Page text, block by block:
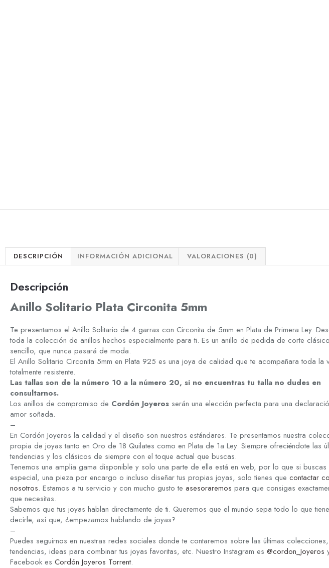
DESCRIPCIÓN INFORMACIÓN ADICIONAL VALORACIONES (0)
Descripción
Anillo Solitario Plata Circonita 5mm
Te presentamos el Anillo Solitario de 4 garras con Circonita de 5mm en Plata de Primera Ley.
toda la colección de anillos hechos especialmente para ti. Es un anillo de pedida de corte
sencillo, que nunca pasará de moda.
El Anillo Solitario Circonita 5mm en Plata 925 es una joya de calidad que te acompañara toda la
totalmente resistente.
Las tallas son de la número 10 a la número 20, si no encuentras tu talla no dudes en
consultarnos.
Los anillos de compromiso de Cordón Joyeros serán una elección perfecta para una
amor soñada.
–
En Cordón Joyeros la calidad y el diseño son nuestros estándares. Te presentamos nuestra
propia de joyas tanto en Oro de 18 Quilates como en Plata de 1a Ley. Siempre ofreciéndote las
tendencias y los clásicos de siempre con el toque actual que buscas.
Tenemos una amplia gama disponible y solo una parte de ella está en web, por lo que si
especial, una pieza por encargo o incluso diseñar tus propias joyas, solo tienes que contactar
nosotros. Estamos a tu servicio y con mucho gusto te asesoraremos para que consigas
que necesitas.
Sabemos que tus joyas hablan directamente de ti. Queremos que el mundo sepa todo lo que
decirle, así que, ¿empezamos hablando de joyas?
–
Puedes seguirnos en nuestras redes sociales donde te contaremos sobre las últimas colecciones,
tendencias, ideas para combinar tus joyas favoritas, etc. Nuestro Instagram es @cordon_Joyeros
Facebook es Cordón Joyeros Torrent.